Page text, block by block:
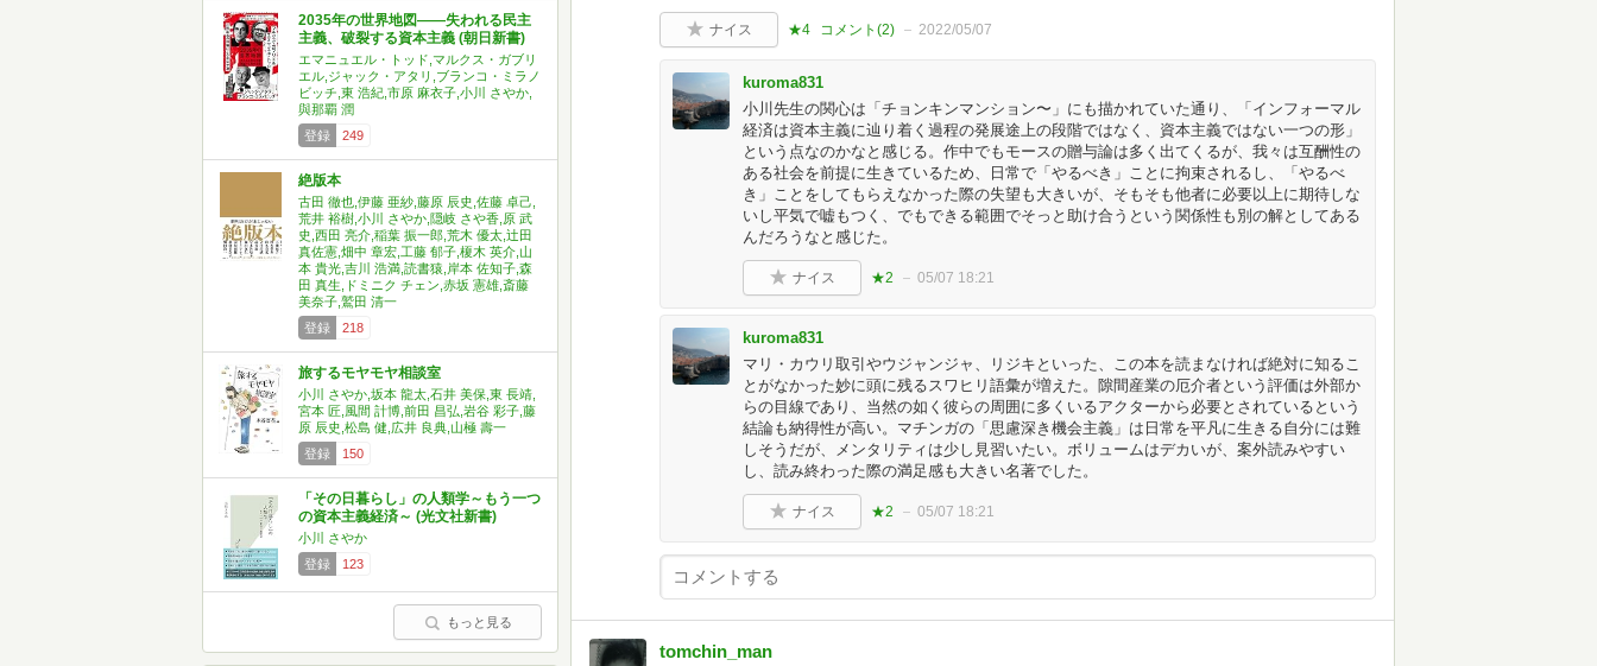
2035年の世界地図――失われる民主
主義、破裂する資本主義 (朝日新書)
エマニュエル・トッド,マルクス・ガブリ
エル,ジャック・アタリ,ブランコ・ミラノ
ビッチ,東 浩紀,市原 麻衣子,小川 さやか,
與那覇 潤
登録
249
絶版本
古田 徹也,伊藤 亜紗,藤原 辰史,佐藤 卓己,
荒井 裕樹,小川 さやか,隠岐 さや香,原 武
史,西田 亮介,稲葉 振一郎,荒木 優太,辻田
真佐憲,畑中 章宏,工藤 郁子,榎木 英介,山
本 貴光,吉川 浩満,読書猿,岸本 佐知子,森
田 真生,ドミニク チェン,赤坂 憲雄,斎藤
美奈子,鷲田 清一
登録
218
旅するモヤモヤ相談室
小川 さやか,坂本 龍太,石井 美保,東 長靖,
宮本 匠,風間 計博,前田 昌弘,岩谷 彩子,藤
原 辰史,松島 健,広井 良典,山極 壽一
登録
150
「その日暮らし」の人類学～もう一つ
の資本主義経済～ (光文社新書)
小川 さやか
登録
123
もっと見る
ナイス ★4 コメント(2) 2022/05/07
kuroma831
小川先生の関心は「チョンキンマンション〜」にも描かれていた通り、「インフォーマル
経済は資本主義に辿り着く過程の発展途上の段階ではなく、資本主義ではない一つの形」
という点なのかなと感じる。作中でもモースの贈与論は多く出てくるが、我々は互酬性の
ある社会を前提に生きているため、日常で「やるべき」ことに拘束されるし、「やるべ
き」ことをしてもらえなかった際の失望も大きいが、そもそも他者に必要以上に期待しな
いし平気で嘘もつく、でもできる範囲でそっと助け合うという関係性も別の解としてある
んだろうなと感じた。
ナイス ★2 05/07 18:21
kuroma831
マリ・カウリ取引やウジャンジャ、リジキといった、この本を読まなければ絶対に知るこ
とがなかった妙に頭に残るスワヒリ語彙が増えた。隙間産業の厄介者という評価は外部か
らの目線であり、当然の如く彼らの周囲に多くいるアクターから必要とされているという
結論も納得性が高い。マチンガの「思慮深き機会主義」は日常を平凡に生きる自分には難
しそうだが、メンタリティは少し見習いたい。ボリュームはデカいが、案外読みやすい
し、読み終わった際の満足感も大きい名著でした。
ナイス ★2 05/07 18:21
tomchin_man